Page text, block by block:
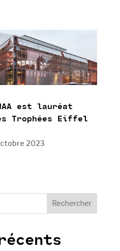
est lauréat
Trophées Eiffel
2023
Rechercher